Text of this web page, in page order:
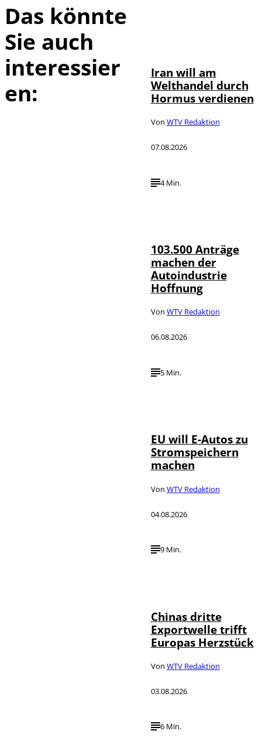
Das könnte
Sie auch
interessier
en:
Iran will am
Welthandel durch
Hormus verdienen
Von WTV Redaktion
07.08.2026
4 Min.
103.500 Anträge
machen der
Autoindustrie
Hoffnung
Von WTV Redaktion
06.08.2026
5 Min.
EU will E-Autos zu
Stromspeichern
machen
Von WTV Redaktion
04.08.2026
9 Min.
Chinas dritte
Exportwelle trifft
Europas Herzstück
Von WTV Redaktion
03.08.2026
6 Min.